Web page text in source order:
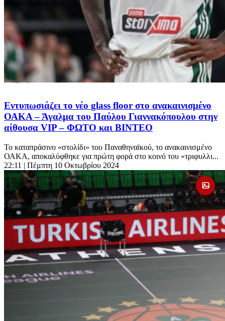
Εντυπωσιάζει το νέο glass floor στο ανακαινισμένο
ΟΑΚΑ – Άγαλμα του Παύλου Γιαννακόπουλου στην
αίθουσα VIP – ΦΩΤΟ και ΒΙΝΤΕΟ
Το καταπράσινο «στολίδι» του Παναθηναϊκού, το ανακαινισμένο
ΟΑΚΑ, αποκαλύφθηκε για πρώτη φορά στο κοινό του «τριφυλλι...
22:11 | Πέμπτη 10 Οκτωβρίου 2024